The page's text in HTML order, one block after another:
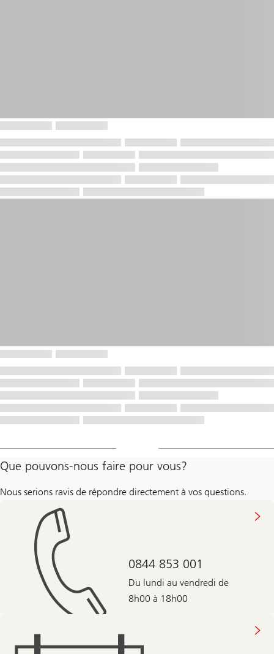
Que pouvons-nous faire pour vous?
Nous serions ravis de répondre directement à vos questions.
0844 853 001
Du lundi au vendredi de
8h00 à 18h00